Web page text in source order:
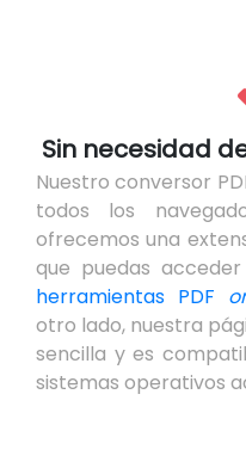
Sin necesidad
Nuestro conversor
todos los
ofrecemos una
que puedas
herramientas PDF
otro lado, nuestra
sencilla y es
sistemas operativos